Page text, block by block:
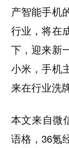
产智能手机
行业，将在
下，迎来新
小米，手机
来在行业洗
本文来自微
语格，36氪